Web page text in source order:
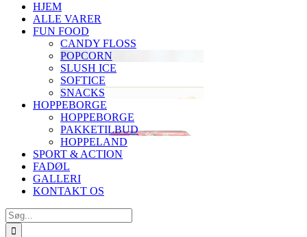
HJEM
ALLE VARER
FUN FOOD
CANDY FLOSS
POPCORN
SLUSH ICE
SOFTICE
SNACKS
HOPPEBORGE
HOPPEBORGE
PAKKETILBUD
HOPPELAND
SPORT & ACTION
FADØL
GALLERI
KONTAKT OS
Søg
efter: